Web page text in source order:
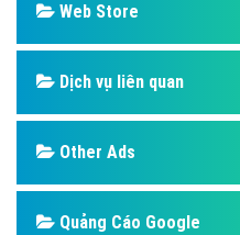
Web Store
Dịch vụ liên quan
Other Ads
Quảng Cáo Google